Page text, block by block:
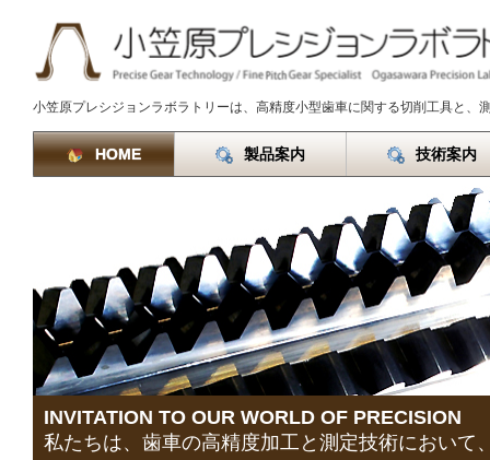
小笠原プレシジョンラボラトリーは、高精度小型歯車に関する切削工具と、
HOME 製品案内 技術案内
INVITATION TO OUR WORLD OF PRECISION
私たちは、歯車の高精度加工と測定技術におい